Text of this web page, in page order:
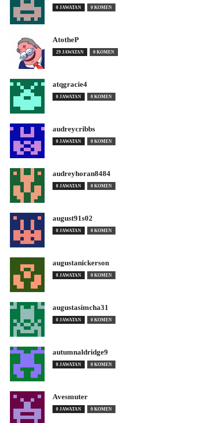
0 JAWATAN 0 KOMEN
AtotheP
29 JAWATAN 0 KOMEN
atqgracie4
0 JAWATAN 0 KOMEN
audreycribbs
0 JAWATAN 0 KOMEN
audreyhoran8484
0 JAWATAN 0 KOMEN
august91s02
0 JAWATAN 0 KOMEN
augustanickerson
0 JAWATAN 0 KOMEN
augustasimcha31
0 JAWATAN 0 KOMEN
autumnaldridge9
0 JAWATAN 0 KOMEN
Avesmuter
0 JAWATAN 0 KOMEN